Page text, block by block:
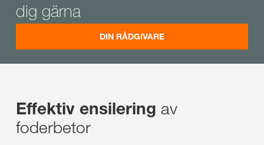
dig gärna
DIN RÅDGIVARE
Effektiv ensilering av
foderbetor